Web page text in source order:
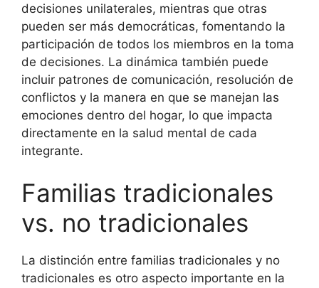
decisiones unilaterales, mientras que otras
pueden ser más democráticas, fomentando la
participación de todos los miembros en la toma
de decisiones. La dinámica también puede
incluir patrones de comunicación, resolución de
conflictos y la manera en que se manejan las
emociones dentro del hogar, lo que impacta
directamente en la salud mental de cada
integrante.
Familias tradicionales
vs. no tradicionales
La distinción entre familias tradicionales y no
tradicionales es otro aspecto importante en la